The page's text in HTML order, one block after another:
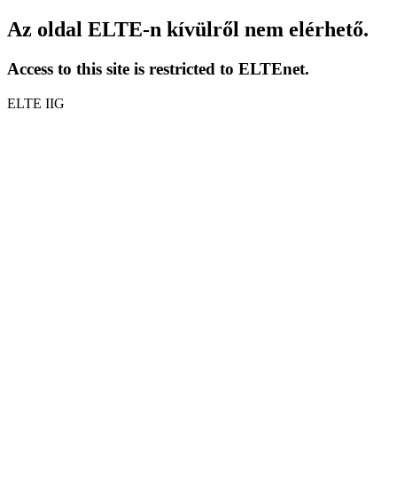
Az oldal ELTE-n kívülről nem elérhető.
Access to this site is restricted to ELTEnet.
ELTE IIG